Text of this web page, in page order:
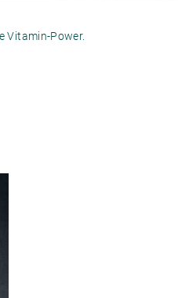
Vitamin-Power.